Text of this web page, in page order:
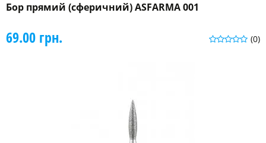
Бор прямий (сферичний) ASFARMA 001
(0)
69.00 грн.